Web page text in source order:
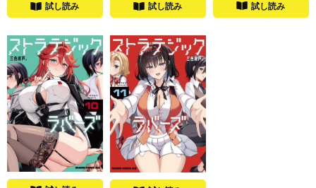
試し読み 試し読み 試し読み